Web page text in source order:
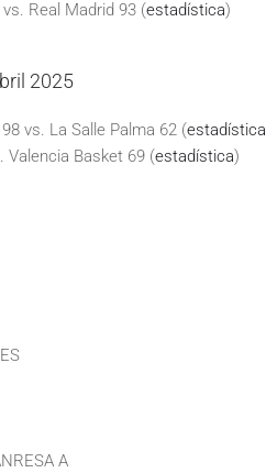
Real Madrid 93 (estadística)
2025
vs. La Salle Palma 62 (estadística
Valencia Basket 69 (estadística)
A